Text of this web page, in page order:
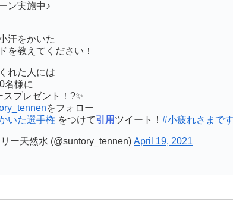
ン実施中♪
汗をかいた
を教えてください！
れた人には
名様に
スプレゼント！?✨
をフォロー
いた選手権 をつけて引用 ツイート！#小疲れさまで
ー天然水 (@suntory_tennen)April 19, 2021